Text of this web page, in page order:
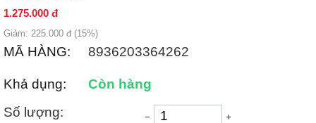
1.275.000 đ
Giảm: 225.000 đ (15%)
MÃ HÀNG: 8936203364262
Khả dụng:
Còn hàng
Số lượng:
− +